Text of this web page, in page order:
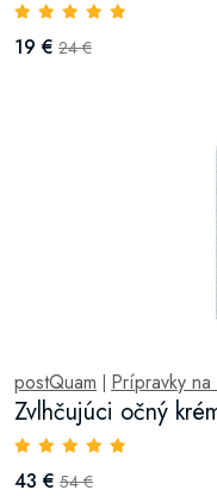
19 € 24 €
postQuam | Prípravky
Zvlhčujúci očný
43 € 54 €